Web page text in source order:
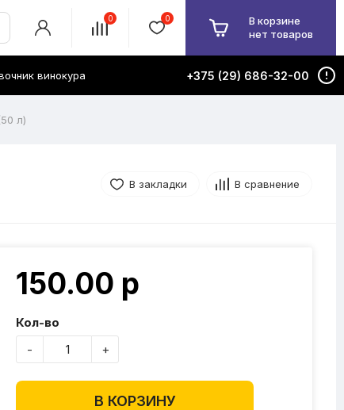
0 0
В корзине
нет товаров
винокура +375 (29) 686-32-00
л)
В закладки В сравнение
150.00 р
Кол-во
-
+
В КОРЗИНУ